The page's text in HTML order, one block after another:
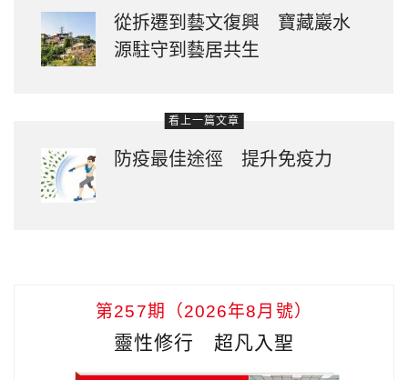
從拆遷到藝文復興 寶藏巖水
源駐守到藝居共生
看上一篇文章
防疫最佳途徑 提升免疫力
第257期（2026年8月號）
靈性修行 超凡入聖